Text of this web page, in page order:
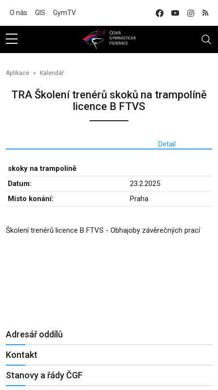
O nás GIS GymTV
Aplikace Kalendář
TRA Školení trenérů skoků na trampolíně
licence B FTVS
Detail
skoky na trampolíně
Datum:
23.2.2025
Místo konání:
Praha
Školení trenérů licence B FTVS - Obhajoby závěrečných prací
Adresář oddílů
Kontakt
Stanovy a řády ČGF